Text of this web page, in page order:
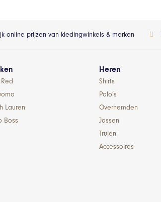
online prijzen van kledingwinkels & merken
Lauren
Boss
Heren
Shirts
Polo’s
Overhemden
Jassen
Truien
Accessoires